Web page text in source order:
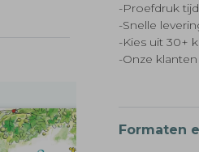
-Proefdruk
-Snelle
-Kies uit 30+
-Onze
Formaten